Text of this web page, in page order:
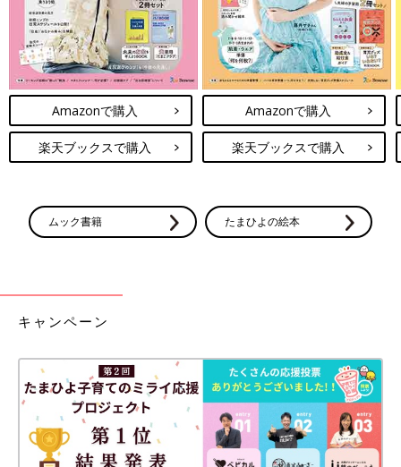
Amazonで購入
楽天ブックスで購入
Amazonで購入
楽天ブックスで購入
ムック書籍 たまひよの絵本
キャンペーン